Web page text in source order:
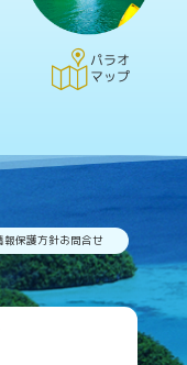
パラオ
マップ
報保護方針お問合せ